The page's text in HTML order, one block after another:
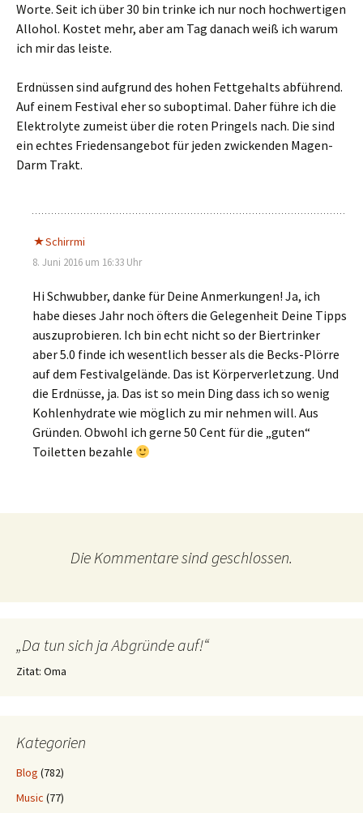
Worte. Seit ich über 30 bin trinke ich nur noch hochwertigen
Allohol. Kostet mehr, aber am Tag danach weiß ich warum
ich mir das leiste.
Erdnüssen sind aufgrund des hohen Fettgehalts abführend.
Auf einem Festival eher so suboptimal. Daher führe ich die
Elektrolyte zumeist über die roten Pringels nach. Die sind
ein echtes Friedensangebot für jeden zwickenden Magen-
Darm Trakt.
Schirrmi
8. Juni 2016 um 16:33 Uhr
Hi Schwubber, danke für Deine Anmerkungen! Ja, ich
habe dieses Jahr noch öfters die Gelegenheit Deine Tipps
auszuprobieren. Ich bin echt nicht so der Biertrinker
aber 5.0 finde ich wesentlich besser als die Becks-Plörre
auf dem Festivalgelände. Das ist Körperverletzung. Und
die Erdnüsse, ja. Das ist so mein Ding dass ich so wenig
Kohlenhydrate wie möglich zu mir nehmen will. Aus
Gründen. Obwohl ich gerne 50 Cent für die „guten“
Toiletten bezahle
Die Kommentare sind geschlossen.
„Da tun sich ja Abgründe auf!“
Zitat: Oma
Kategorien
Blog (782)
Music (77)